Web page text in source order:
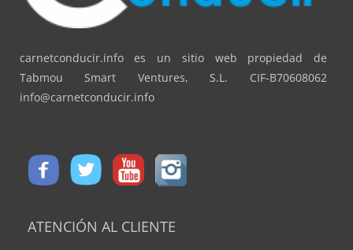
carnetconducir.info es un sitio web propiedad de
Tabmou Smart Ventures, S.L. CIF-B70608062
info@carnetconducir.info
ATENCIÓN AL CLIENTE